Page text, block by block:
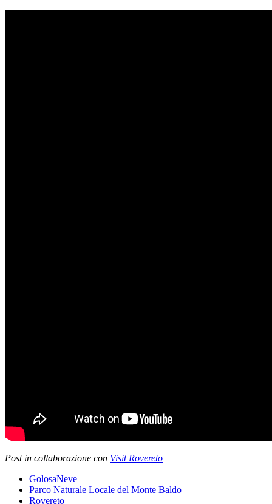
Post in collaborazione con Visit Rovereto
GolosaNeve
Parco Naturale Locale del Monte Baldo
Rovereto